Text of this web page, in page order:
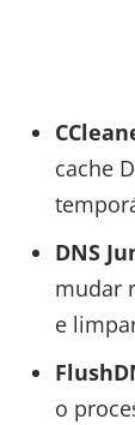
cache
DNS
mudar
e
o